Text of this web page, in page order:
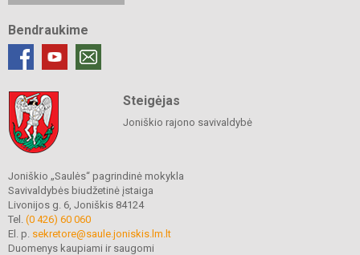
Bendraukime
Steigėjas
Joniškio rajono savivaldybė
Joniškio „Saulės“ pagrindinė mokykla
Savivaldybės biudžetinė įstaiga
Livonijos g. 6, Joniškis 84124
Tel. (0 426) 60 060
El. p. sekretore@saule.joniskis.lm.lt
Duomenys kaupiami ir saugomi